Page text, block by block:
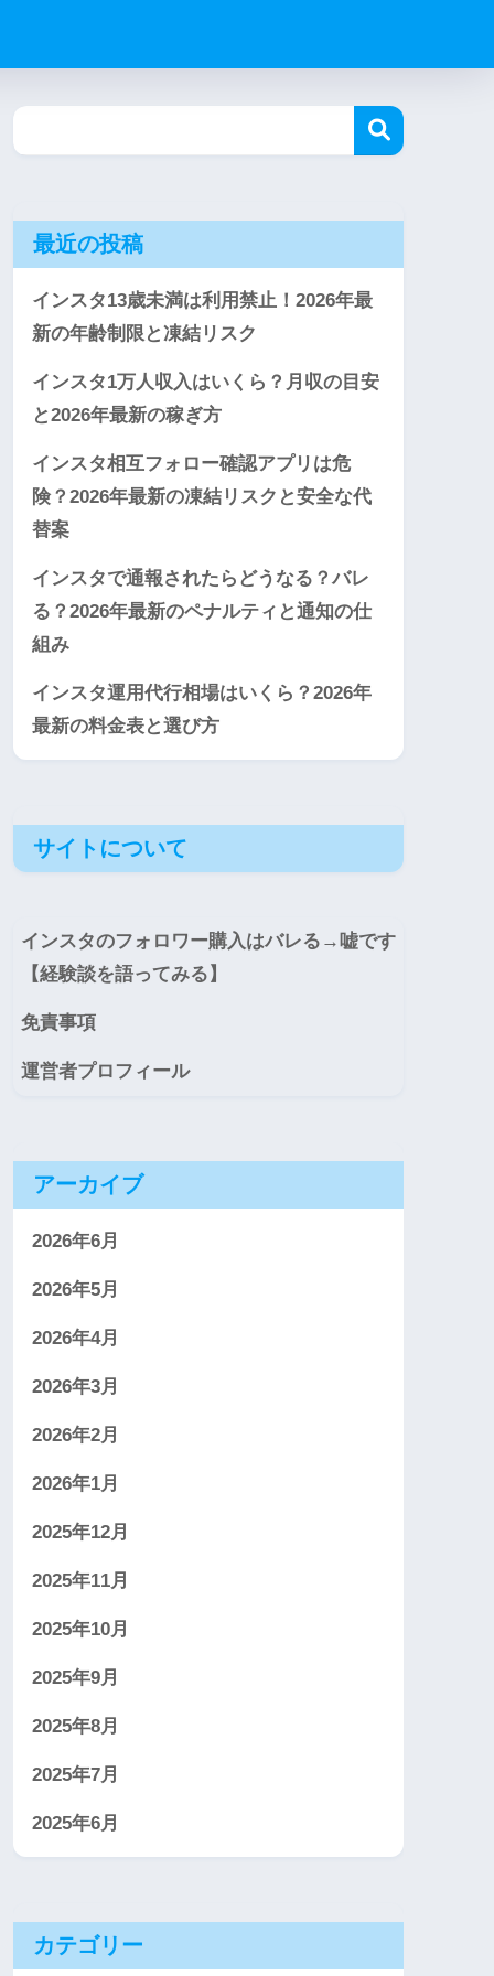
最近の投稿
インスタ13歳未満は利用禁止！2026年最
新の年齢制限と凍結リスク
インスタ1万人収入はいくら？月収の目安
と2026年最新の稼ぎ方
インスタ相互フォロー確認アプリは危
険？2026年最新の凍結リスクと安全な代
替案
インスタで通報されたらどうなる？バレ
る？2026年最新のペナルティと通知の仕
組み
インスタ運用代行相場はいくら？2026年
最新の料金表と選び方
サイトについて
インスタのフォロワー購入はバレる→嘘です
【経験談を語ってみる】
免責事項
運営者プロフィール
アーカイブ
2026年6月
2026年5月
2026年4月
2026年3月
2026年2月
2026年1月
2025年12月
2025年11月
2025年10月
2025年9月
2025年8月
2025年7月
2025年6月
カテゴリー